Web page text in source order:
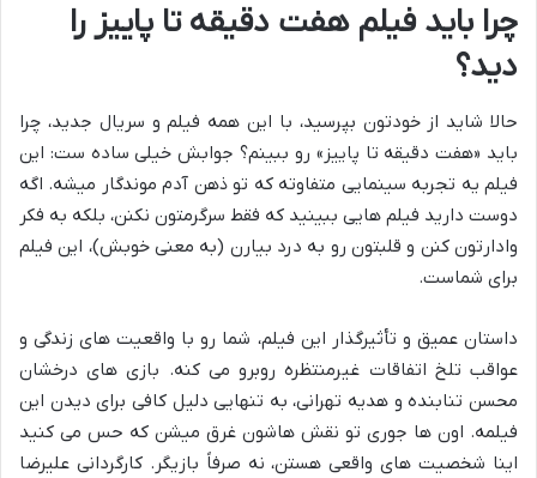
چرا باید فیلم هفت دقیقه تا پاییز را
دید؟
حالا شاید از خودتون بپرسید، با این همه فیلم و سریال جدید، چرا
باید «هفت دقیقه تا پاییز» رو ببینم؟ جوابش خیلی ساده ست: این
فیلم یه تجربه سینمایی متفاوته که تو ذهن آدم موندگار میشه. اگه
دوست دارید فیلم هایی ببینید که فقط سرگرمتون نکنن، بلکه به فکر
وادارتون کنن و قلبتون رو به درد بیارن (به معنی خوبش)، این فیلم
برای شماست.
داستان عمیق و تأثیرگذار این فیلم، شما رو با واقعیت های زندگی و
عواقب تلخ اتفاقات غیرمنتظره روبرو می کنه. بازی های درخشان
محسن تنابنده و هدیه تهرانی، به تنهایی دلیل کافی برای دیدن این
فیلمه. اون ها جوری تو نقش هاشون غرق میشن که حس می کنید
اینا شخصیت های واقعی هستن، نه صرفاً بازیگر. کارگردانی علیرضا